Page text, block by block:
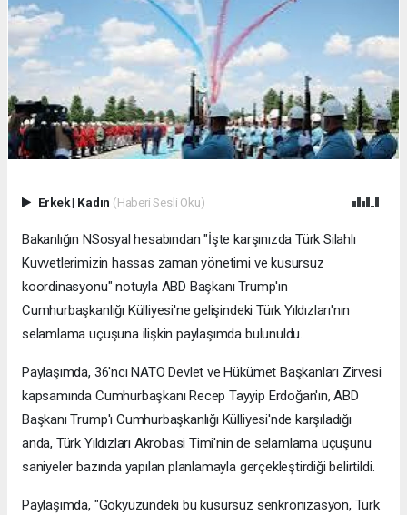
Erkek| Kadın (Haberi Sesli Oku)
Bakanlığın NSosyal hesabından "İşte karşınızda Türk Silahlı
Kuvvetlerimizin hassas zaman yönetimi ve kusursuz
koordinasyonu" notuyla ABD Başkanı Trump'ın
Cumhurbaşkanlığı Külliyesi'ne gelişindeki Türk Yıldızları'nın
selamlama uçuşuna ilişkin paylaşımda bulunuldu.
Paylaşımda, 36'ncı NATO Devlet ve Hükümet Başkanları Zirvesi
kapsamında Cumhurbaşkanı Recep Tayyip Erdoğan'ın, ABD
Başkanı Trump'ı Cumhurbaşkanlığı Külliyesi'nde karşıladığı
anda, Türk Yıldızları Akrobasi Timi'nin de selamlama uçuşunu
saniyeler bazında yapılan planlamayla gerçekleştirdiği belirtildi.
Paylaşımda, "Gökyüzündeki bu kusursuz senkronizasyon, Türk